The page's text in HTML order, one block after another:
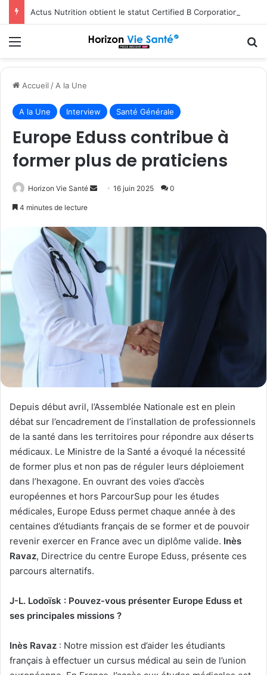
Actus Nutrition obtient le statut Certified B Corporation™
Menu
Accueil /A la Une
A la Une Interview Santé Générale
Europe Eduss contribue à
former plus de praticiens
Horizon Vie Santé
Envoyer16 juin 2025 0
4 minutes de lecture
Depuis début avril, l’Assemblée Nationale est en plein
débat sur l’encadrement de l’installation de professionnels
de la santé dans les territoires pour répondre aux déserts
médicaux. Le Ministre de la Santé a évoqué la nécessité
de former plus et non pas de réguler leurs déploiement
dans l’hexagone. En ouvrant des voies d’accès
européennes et hors ParcourSup pour les études
médicales, Europe Eduss permet chaque année à des
centaines d’étudiants français de se former et de pouvoir
revenir exercer en France avec un diplôme valide. Inès
Ravaz, Directrice du centre Europe Eduss, présente ces
parcours alternatifs.
J-L. Lodoïsk : Pouvez-vous présenter Europe Eduss et
ses principales missions ?
Inès Ravaz : Notre mission est d’aider les étudiants
français à effectuer un cursus médical au sein de l’union